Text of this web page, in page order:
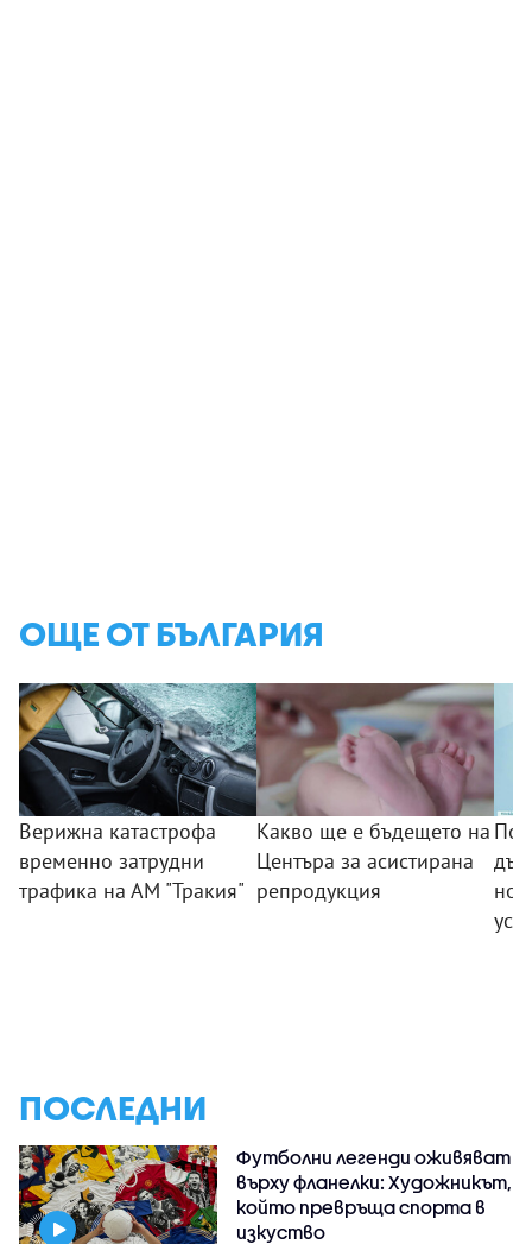
ОЩЕ ОТ БЪЛГАРИЯ
Верижна катастрофа
временно затрудни
трафика на АМ "Тракия"
Какво ще е бъдещето на
Центъра за асистирана
репродукция
ПОСЛЕДНИ
Футболни легенди оживяват
върху фланелки: Художникът,
който превръща спорта в
изкуство